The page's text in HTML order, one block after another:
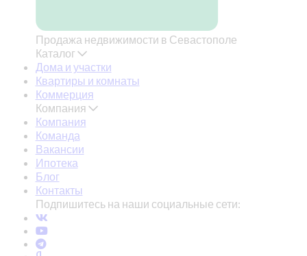
Продажа недвижимости в Севастополе
Каталог
Дома и участки
Квартиры и комнаты
Коммерция
Компания
Компания
Команда
Вакансии
Ипотека
Блог
Контакты
Подпишитесь на наши социальные сети: